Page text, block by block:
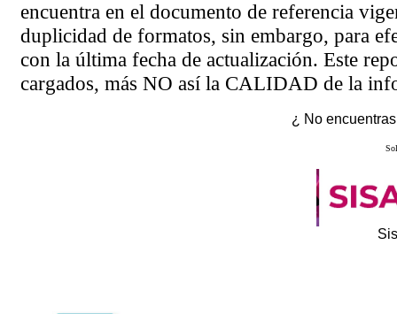
encuentra en el documento de referencia
duplicidad de formatos, sin embargo, para
con la última fecha de actualización. Este
cargados, más NO así la CALIDAD de la
¿ No